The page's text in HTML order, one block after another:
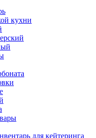
кухни
для кейтеринга